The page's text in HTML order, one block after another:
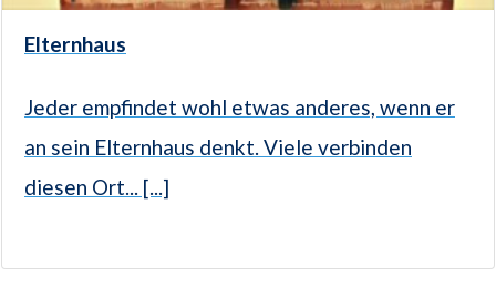
Elternhaus
Jeder empfindet wohl etwas anderes, wenn er
an sein Elternhaus denkt. Viele verbinden
diesen Ort... [...]